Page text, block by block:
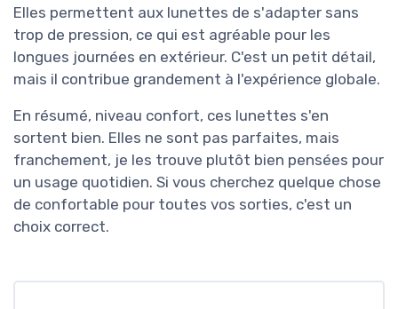
Elles permettent aux lunettes de s'adapter sans
trop de pression, ce qui est agréable pour les
longues journées en extérieur. C'est un petit détail,
mais il contribue grandement à l'expérience globale.
En résumé, niveau confort, ces lunettes s'en
sortent bien. Elles ne sont pas parfaites, mais
franchement, je les trouve plutôt bien pensées pour
un usage quotidien. Si vous cherchez quelque chose
de confortable pour toutes vos sorties, c'est un
choix correct.